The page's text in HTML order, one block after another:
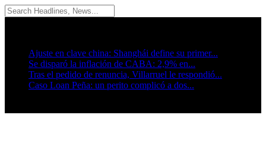
Ajuste en clave china: Shanghái define su primer...
Se disparó la inflación de CABA: 2,9% en...
Tras el pedido de renuncia, Villarruel le respondió...
Caso Loan Peña: un perito complicó a dos...